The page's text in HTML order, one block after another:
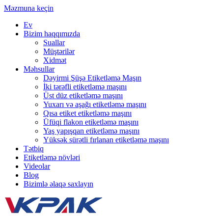
Məzmuna keçin
Ev
Bizim haqqımızda
Suallar
Müştərilər
Xidmət
Məhsullar
Dəyirmi Şüşə Etiketləmə Maşın
İki tərəfli etiketləmə maşını
Üst düz etiketləmə maşını
Yuxarı və aşağı etiketləmə maşını
Qısa etiket etiketləmə maşını
Üfüqi flakon etiketləmə maşını
Yaş yapışqan etiketləmə maşını
Yüksək sürətli fırlanan etiketləmə maşını
Tətbiq
Etiketləmə növləri
Videolar
Blog
Bizimlə əlaqə saxlayın